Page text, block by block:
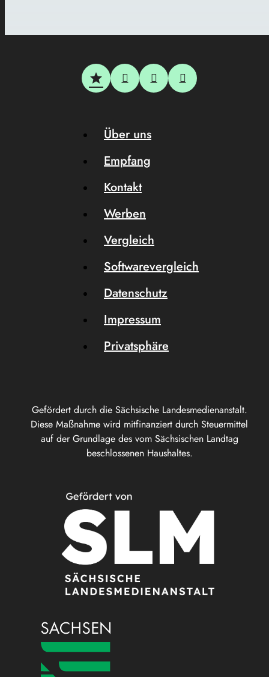
Gefördert durch die Sächsische Landesmedienanstalt.
Diese Maßnahme wird mitfinanziert durch Steuermittel
auf der Grundlage des vom Sächsischen Landtag
beschlossenen Haushaltes.
Über uns
Empfang
Kontakt
Werben
Vergleich
Softwarevergleich
Datenschutz
Impressum
Privatsphäre